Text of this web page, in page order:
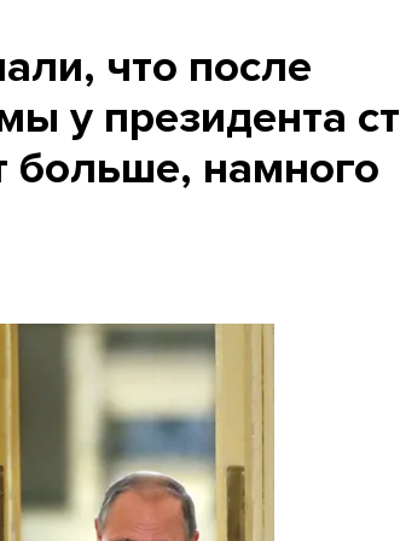
что после
у президента
больше, намного